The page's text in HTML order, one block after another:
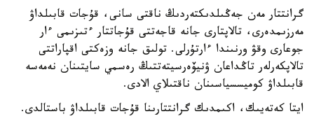
گرانتتار مەن جەڭىلدىكتەردىڭ ناقتى سانى، قۇجات قابىلداۋ
مەرزىمدەرى، تالاپتارى جانە قاجەتتى قۇجاتتار ءتىزىمى ءار
جوعارى وقۋ ورنىندا ءارتۇرلى. تولىق جانە وزەكتى اقپاراتتى
تالاپكەرلەر تاڭداعان ۋنيۆەرسيتەتتىڭ رەسمي سايتىنان نەمەسە
قابىلداۋ كوميسسياسىنان ناقتىلاي الادى.
ايتا كەتەيىك، اكىمدىك گرانتتارىنا قۇجات قابىلداۋ باستالدى.